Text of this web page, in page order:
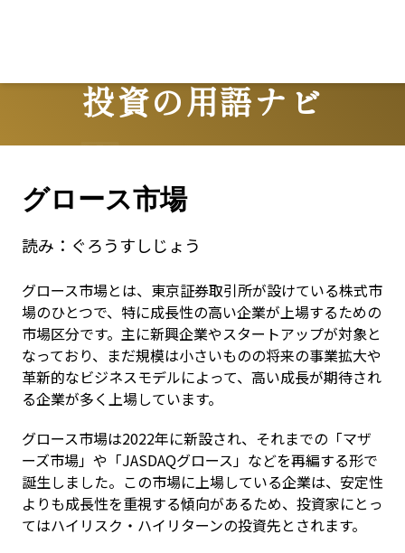
投資の用語ナビ
Terms
グロース市場
読み： ぐろうすしじょう
グロース市場とは、東京証券取引所が設けている株式市
場のひとつで、特に成長性の高い企業が上場するための
市場区分です。主に新興企業やスタートアップが対象と
なっており、まだ規模は小さいものの将来の事業拡大や
革新的なビジネスモデルによって、高い成長が期待され
る企業が多く上場しています。
グロース市場は2022年に新設され、それまでの「マザ
ーズ市場」や「JASDAQグロース」などを再編する形で
誕生しました。この市場に上場している企業は、安定性
よりも成長性を重視する傾向があるため、投資家にとっ
てはハイリスク・ハイリターンの投資先とされます。